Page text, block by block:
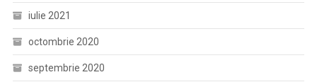
iulie 2021
octombrie 2020
septembrie 2020